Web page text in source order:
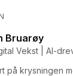
Bruarøy
Vekst | AI-
på krysningen